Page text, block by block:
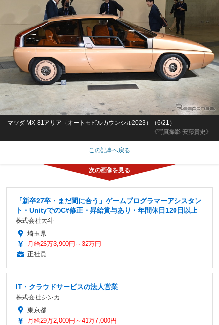
《写真撮影 安藤貴史》
マツダ MX-81アリア（オートモビルカウンシル2023）（6/21）
この記事へ戻る
「新卒27卒・まだ間に合う」ゲームプログラマーアシスタン
ト・UnityでのC#修正・昇給賞与あり・年間休日120日以上
株式会社大斗
埼玉県
月給26万3,900円～32万円
正社員
IT・クラウドサービスの法人営業
株式会社シンカ
東京都
月給29万2,000円～41万7,000円